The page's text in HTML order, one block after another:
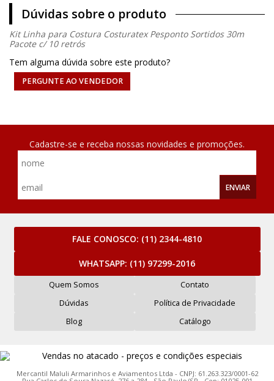
Dúvidas sobre o produto
Kit Linha para Costura Costuratex Pesponto Sortidos 30m
Pacote c/ 10 retrós
Tem alguma dúvida sobre este produto?
PERGUNTE AO VENDEDOR
Cadastre-se e receba nossas novidades e promoções.
ENVIAR
FALE CONOSCO: (11) 2344-4810
WHATSAPP: (11) 97299-2016
Quem Somos
Contato
Dúvidas
Política de Privacidade
Blog
Catálogo
Mercantil Maluli Armarinhos e Aviamentos Ltda - CNPJ: 61.263.323/0001-62